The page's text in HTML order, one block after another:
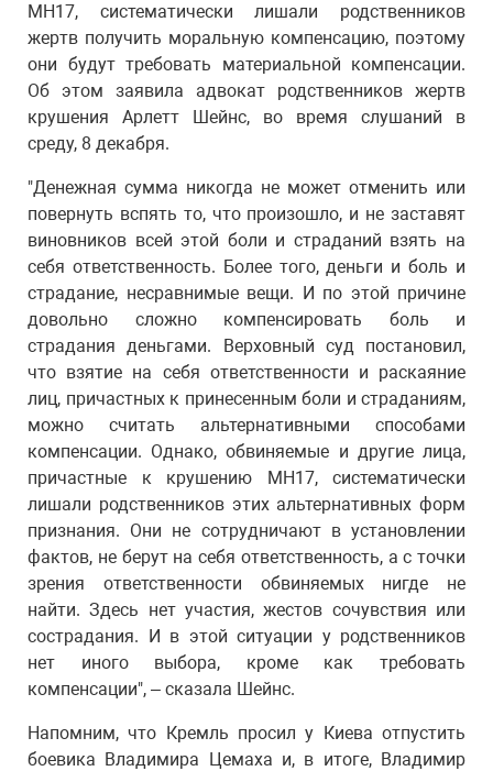
MH17, систематически лишали родственников
жертв получить моральную компенсацию, поэтому
они будут требовать материальной компенсации.
Об этом заявила адвокат родственников жертв
крушения Арлетт Шейнс, во время слушаний в
среду, 8 декабря.
"Денежная сумма никогда не может отменить или
повернуть вспять то, что произошло, и не заставят
виновников всей этой боли и страданий взять на
себя ответственность. Более того, деньги и боль и
страдание, несравнимые вещи. И по этой причине
довольно сложно компенсировать боль и
страдания деньгами. Верховный суд постановил,
что взятие на себя ответственности и раскаяние
лиц, причастных к принесенным боли и страданиям,
можно считать альтернативными способами
компенсации. Однако, обвиняемые и другие лица,
причастные к крушению MH17, систематически
лишали родственников этих альтернативных форм
признания. Они не сотрудничают в установлении
фактов, не берут на себя ответственность, а с точки
зрения ответственности обвиняемых нигде не
найти. Здесь нет участия, жестов сочувствия или
сострадания. И в этой ситуации у родственников
нет иного выбора, кроме как требовать
компенсации", – сказала Шейнс.
Напомним, что Кремль просил у Киева отпустить
боевика Владимира Цемаха и, в итоге, Владимир